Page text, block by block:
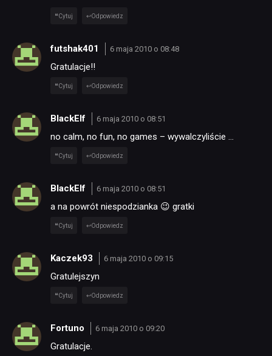
Cytuj Odpowiedz
futshak401 6 maja 2010 o 08:48
Gratulacje!!
Cytuj Odpowiedz
BlackElf 6 maja 2010 o 08:51
no calm, no fun, no games – wywalczyliście …
Cytuj Odpowiedz
BlackElf 6 maja 2010 o 08:51
a na powrót niespodzianka 😉 gratki
Cytuj Odpowiedz
Kaczek93 6 maja 2010 o 09:15
Gratulejszyn
Cytuj Odpowiedz
Fortuno 6 maja 2010 o 09:20
Gratulacje.